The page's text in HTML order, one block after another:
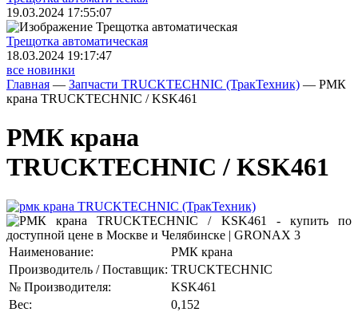
19.03.2024 17:55:07
Трещoтка автоматическая
18.03.2024 19:17:47
все новинки
Главная — Запчасти TRUCKTECHNIC (ТракТехник) — РМК
крана TRUCKTECHNIC / KSK461
РМК крана
TRUCKTECHNIC / KSK461
Наименование:
РМК крана
Производитель / Поставщик: TRUCKTECHNIC
№ Производителя:
KSK461
Вес:
0,152